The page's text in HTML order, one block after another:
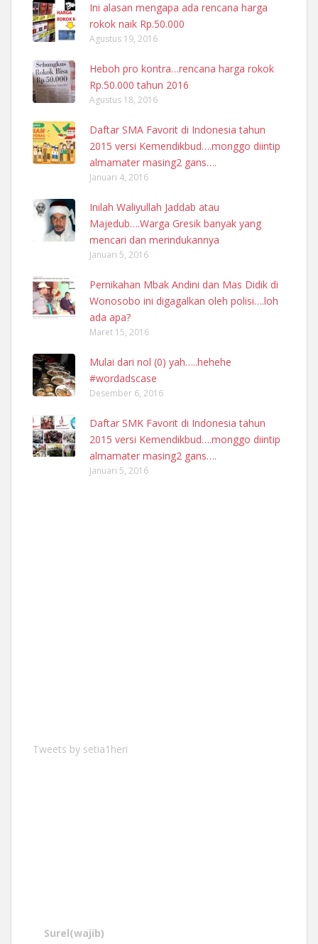
Ini alasan mengapa ada rencana harga
rokok naik Rp.50.000
Agustus 19, 2016
Heboh pro kontra…rencana harga rokok
Rp.50.000 tahun 2016
Agustus 18, 2016
Daftar SMA Favorit di Indonesia tahun
2015 versi Kemendikbud….monggo diintip
almamater masing2 gans….
Januari 4, 2016
Inilah Waliyullah Jaddab atau
Majedub….Warga Gresik banyak yang
mencari dan merindukannya
Januari 5, 2016
Pernikahan Mbak Andini dan Mas Didik di
Wonosobo ini digagalkan oleh polisi….loh
ada apa?
Maret 15, 2016
Mulai dari nol (0) yah…..hehehe
#wordadscase
Desember 6, 2016
Daftar SMK Favorit di Indonesia tahun
2015 versi Kemendikbud….monggo diintip
almamater masing2 gans….
Januari 5, 2016
Tweets by setia1heri
Surel(wajib)